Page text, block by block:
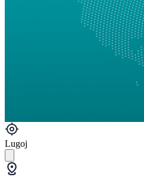
Lugoj